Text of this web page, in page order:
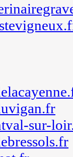
sur-